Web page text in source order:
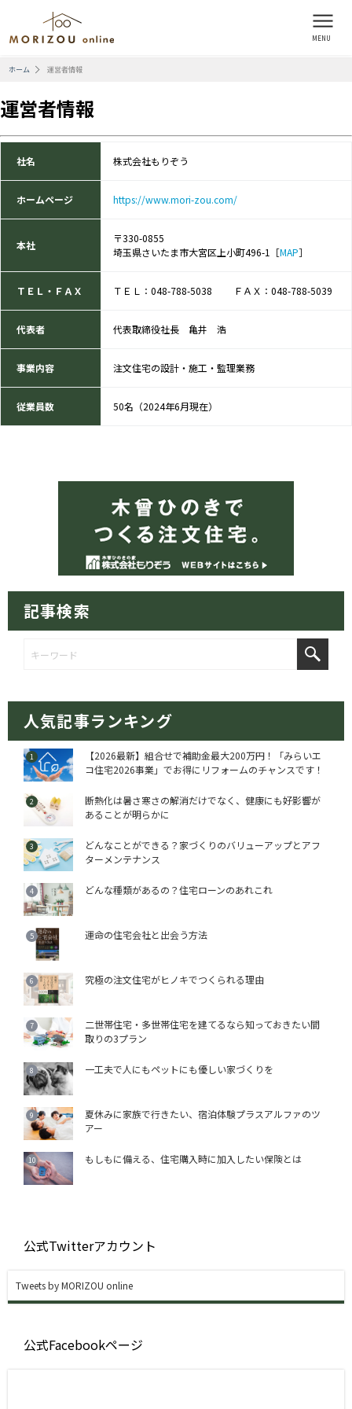
ホーム 運営者情報
運営者情報
社名 株式会社もりぞう
ホームページ https://www.mori-zou.com/
本社
〒330-0855
埼玉県さいたま市大宮区上小町496-1［MAP］
ＴＥＬ・ＦＡＸ ＴＥＬ：048-788-5038 ＦＡＸ：048-788-5039
代表者 代表取締役社長 亀井 浩
事業内容 注文住宅の設計・施工・監理業務
従業員数 50名（2024年6月現在）
記事検索
人気記事ランキング
【2026最新】組合せで補助金最大200万円！「みらいエ
コ住宅2026事業」でお得にリフォームのチャンスです！
断熱化は暑さ寒さの解消だけでなく、健康にも好影響が
あることが明らかに
どんなことができる？家づくりのバリューアップとアフ
ターメンテナンス
どんな種類があるの？住宅ローンのあれこれ
運命の住宅会社と出会う方法
究極の注文住宅がヒノキでつくられる理由
二世帯住宅・多世帯住宅を建てるなら知っておきたい間
取りの3プラン
一工夫で人にもペットにも優しい家づくりを
夏休みに家族で行きたい、宿泊体験プラスアルファのツ
アー
もしもに備える、住宅購入時に加入したい保険とは
公式Twitterアカウント
Tweets by MORIZOU online
公式Facebookページ